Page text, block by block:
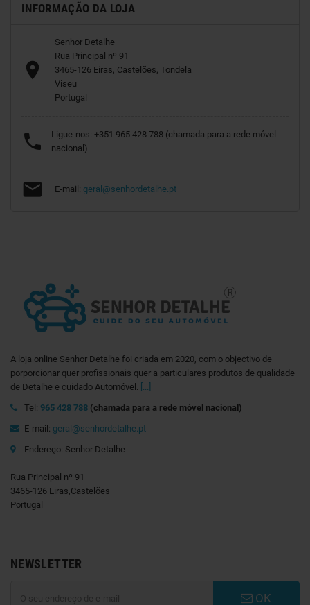
INFORMAÇÃO DA LOJA

Senhor Detalhe
Rua Principal nº 91
3465-126 Eiras, Castelões, Tondela
Viseu
Portugal
 Ligue-nos:+351 965 428 788 (chamada para a rede móvel
nacional)
 E-mail: geral@senhordetalhe.pt
A loja online Senhor Detalhe foi criada em 2020, com o objectivo de
porporcionar quer profissionais quer a particulares produtos de qualidade
de Detalhe e cuidado Automóvel. [...]
Tel: 965 428 788 (chamada para a rede móvel nacional)
E-mail: geral@senhordetalhe.pt
Endereço: Senhor Detalhe
Rua Principal nº 91
3465-126 Eiras,Castelões
Portugal
NEWSLETTER
OK